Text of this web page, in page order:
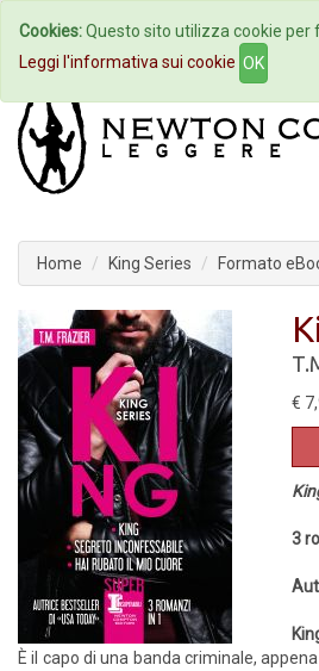
Home Autori
Home King Series Formato
€
​3
È il capo di una banda criminale,
Cookies:Questo sito utilizza cookie per
Leggi l'informativa sui cookie OK